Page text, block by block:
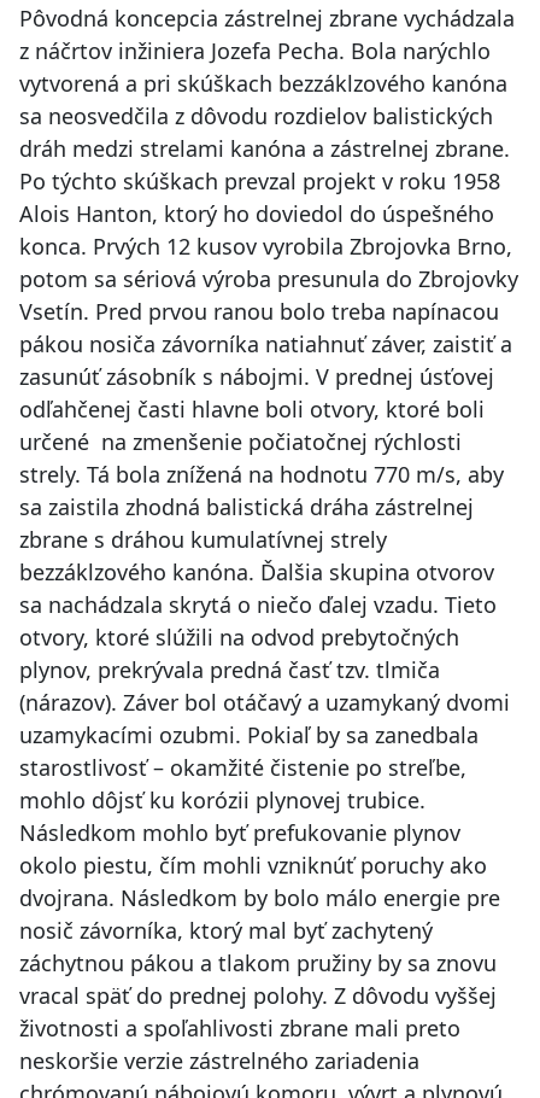
Pôvodná koncepcia zástrelnej zbrane vychádzala
z náčrtov inžiniera Jozefa Pecha. Bola narýchlo
vytvorená a pri skúškach bezzáklzového kanóna
sa neosvedčila z dôvodu rozdielov balistických
dráh medzi strelami kanóna a zástrelnej zbrane.
Po týchto skúškach prevzal projekt v roku 1958
Alois Hanton, ktorý ho doviedol do úspešného
konca. Prvých 12 kusov vyrobila Zbrojovka Brno,
potom sa sériová výroba presunula do Zbrojovky
Vsetín. Pred prvou ranou bolo treba napínacou
pákou nosiča závorníka natiahnuť záver, zaistiť a
zasunúť zásobník s nábojmi. V prednej úsťovej
odľahčenej časti hlavne boli otvory, ktoré boli
určené na zmenšenie počiatočnej rýchlosti
strely. Tá bola znížená na hodnotu 770 m/s, aby
sa zaistila zhodná balistická dráha zástrelnej
zbrane s dráhou kumulatívnej strely
bezzáklzového kanóna. Ďalšia skupina otvorov
sa nachádzala skrytá o niečo ďalej vzadu. Tieto
otvory, ktoré slúžili na odvod prebytočných
plynov, prekrývala predná časť tzv. tlmiča
(nárazov). Záver bol otáčavý a uzamykaný dvomi
uzamykacími ozubmi. Pokiaľ by sa zanedbala
starostlivosť – okamžité čistenie po streľbe,
mohlo dôjsť ku korózii plynovej trubice.
Následkom mohlo byť prefukovanie plynov
okolo piestu, čím mohli vzniknúť poruchy ako
dvojrana. Následkom by bolo málo energie pre
nosič závorníka, ktorý mal byť zachytený
záchytnou pákou a tlakom pružiny by sa znovu
vracal späť do prednej polohy. Z dôvodu vyššej
životnosti a spoľahlivosti zbrane mali preto
neskoršie verzie zástrelného zariadenia